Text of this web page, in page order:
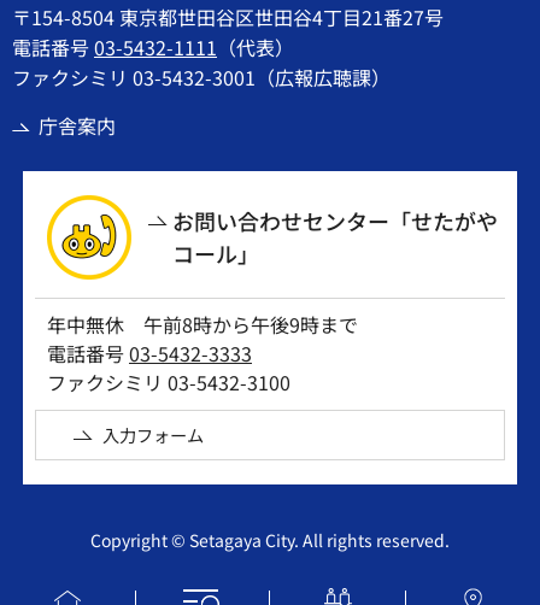
〒154-8504 東京都世田谷区世田谷4丁目21番27号
電話番号03-5432-1111 （代表）
ファクシミリ 03-5432-3001（広報広聴課）
庁舎案内
お問い合わせセンター「せたがや
コール」
年中無休 午前8時から午後9時まで
電話番号03-5432-3333
ファクシミリ 03-5432-3100
入力フォーム
Copyright © Setagaya City. All rights reserved.